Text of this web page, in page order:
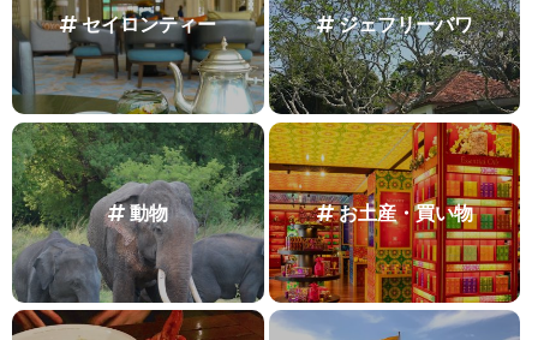
セイロンティー ジェフリーバワ
動物 お土産・買い物